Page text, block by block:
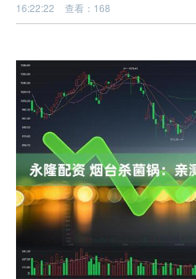
16:22:22
查看：168